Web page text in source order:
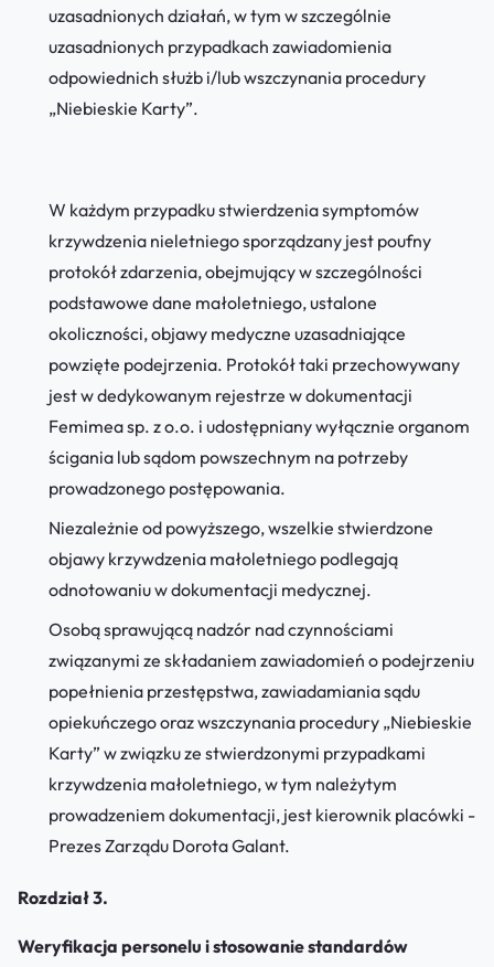
uzasadnionych działań, w tym w szczególnie
uzasadnionych przypadkach zawiadomienia
odpowiednich służb i/lub wszczynania procedury
„Niebieskie Karty”.
W każdym przypadku stwierdzenia symptomów
krzywdzenia nieletniego sporządzany jest poufny
protokół zdarzenia, obejmujący w szczególności
podstawowe dane małoletniego, ustalone
okoliczności, objawy medyczne uzasadniające
powzięte podejrzenia. Protokół taki przechowywany
jest w dedykowanym rejestrze w dokumentacji
Femimea sp. z o.o. i udostępniany wyłącznie organom
ścigania lub sądom powszechnym na potrzeby
prowadzonego postępowania.
Niezależnie od powyższego, wszelkie stwierdzone
objawy krzywdzenia małoletniego podlegają
odnotowaniu w dokumentacji medycznej.
Osobą sprawującą nadzór nad czynnościami
związanymi ze składaniem zawiadomień o podejrzeniu
popełnienia przestępstwa, zawiadamiania sądu
opiekuńczego oraz wszczynania procedury „Niebieskie
Karty” w związku ze stwierdzonymi przypadkami
krzywdzenia małoletniego, w tym należytym
prowadzeniem dokumentacji, jest kierownik placówki -
Prezes Zarządu Dorota Galant.
Rozdział 3.
Weryfikacja personelu i stosowanie standardów